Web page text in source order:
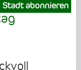
Stadt abonnieren